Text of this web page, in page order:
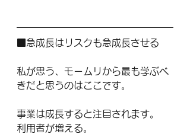
■急成長はリスクも急成長させる
私が思う、モームリから最も学ぶべ
きだと思うのはここです。
事業は成長すると注目されます。
利用者が増える。